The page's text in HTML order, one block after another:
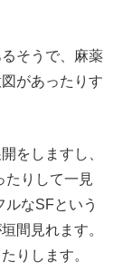
そうで、麻薬
があったりす
をしますし、
たりして一見
なSFという
間見れます。
りします。